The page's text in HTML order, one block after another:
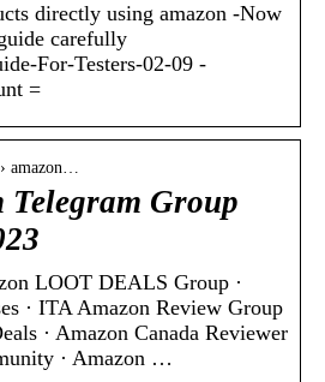
directly using amazon -Now
carefully
For-Testers-02-09 -
=
amazon…
Telegram Group
LOOT DEALS Group ·
· ITA Amazon Review Group
· Amazon Canada Reviewer
· Amazon …